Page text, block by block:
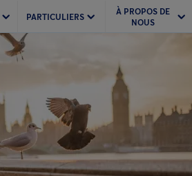
PARTICULIERS
À PROPOS DE
NOUS